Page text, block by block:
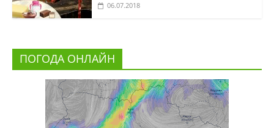
06.07.2018
ПОГОДА ОНЛАЙН